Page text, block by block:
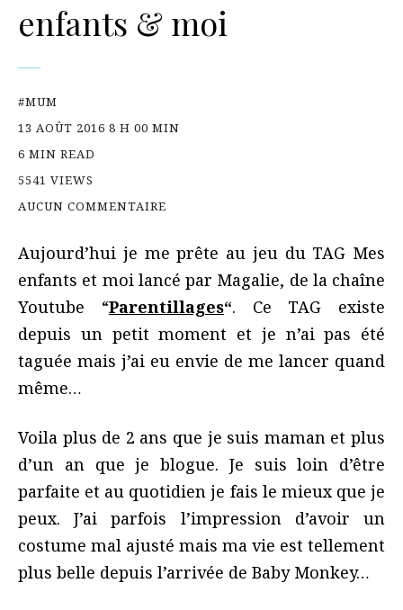
enfants & moi
#MUM
13 AOÛT 2016 8 H 00 MIN
6 MIN READ
5541 VIEWS
AUCUN COMMENTAIRE
Aujourd’hui je me prête au jeu du TAG Mes
enfants et moi lancé par Magalie, de la chaîne
Youtube “Parentillages“. Ce TAG existe
depuis un petit moment et je n’ai pas été
taguée mais j’ai eu envie de me lancer quand
même…
Voila plus de 2 ans que je suis maman et plus
d’un an que je blogue. Je suis loin d’être
parfaite et au quotidien je fais le mieux que je
peux. J’ai parfois l’impression d’avoir un
costume mal ajusté mais ma vie est tellement
plus belle depuis l’arrivée de Baby Monkey…